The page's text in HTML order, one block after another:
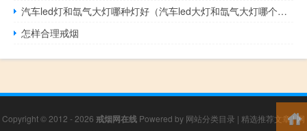
汽车led灯和氙气大灯哪种灯好（汽车led大灯和氙气大灯哪个好）
怎样合理戒烟
Copyright © 2012 - 2026 戒烟网在线 Powered by 网站分类目录 | 精选推荐文章|网